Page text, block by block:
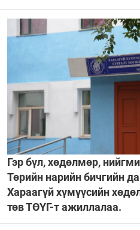
Гэр бүл, хөдөлмөр,
Төрийн нарийн бичгийн
Хараагүй хүмүүсийн
төв ТӨҮГ-т ажиллалаа.